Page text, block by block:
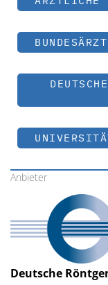
Anbieter
Deutsche